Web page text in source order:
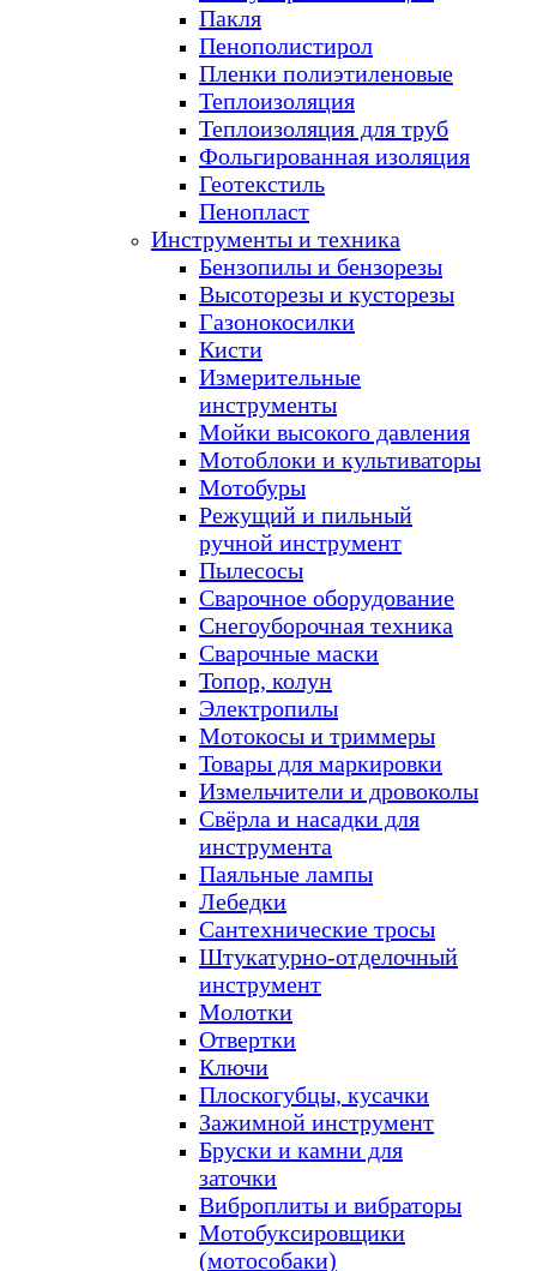
Пакля
Пенополистирол
Пленки полиэтиленовые
Теплоизоляция
Теплоизоляция для труб
Фольгированная изоляция
Геотекстиль
Пенопласт
Инструменты и техника
Бензопилы и бензорезы
Высоторезы и кусторезы
Газонокосилки
Кисти
Измерительные
инструменты
Мойки высокого давления
Мотоблоки и культиваторы
Мотобуры
Режущий и пильный
ручной инструмент
Пылесосы
Сварочное оборудование
Снегоуборочная техника
Сварочные маски
Топор, колун
Электропилы
Мотокосы и триммеры
Товары для маркировки
Измельчители и дровоколы
Свёрла и насадки для
инструмента
Паяльные лампы
Лебедки
Сантехнические тросы
Штукатурно-отделочный
инструмент
Молотки
Отвертки
Ключи
Плоскогубцы, кусачки
Зажимной инструмент
Бруски и камни для
заточки
Виброплиты и вибраторы
Мотобуксировщики
(мотособаки)